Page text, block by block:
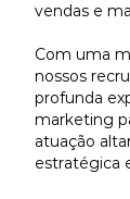
vendas e
Com uma
nossos
profunda
marketing
atuação
estratégica